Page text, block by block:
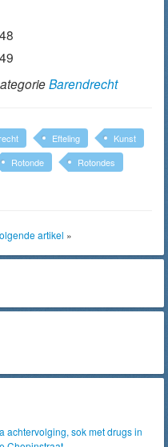
Barendrecht
Efteling
Kunst
Rotonde
Rotondes
artikel »
achtervolging, sok met drugs in